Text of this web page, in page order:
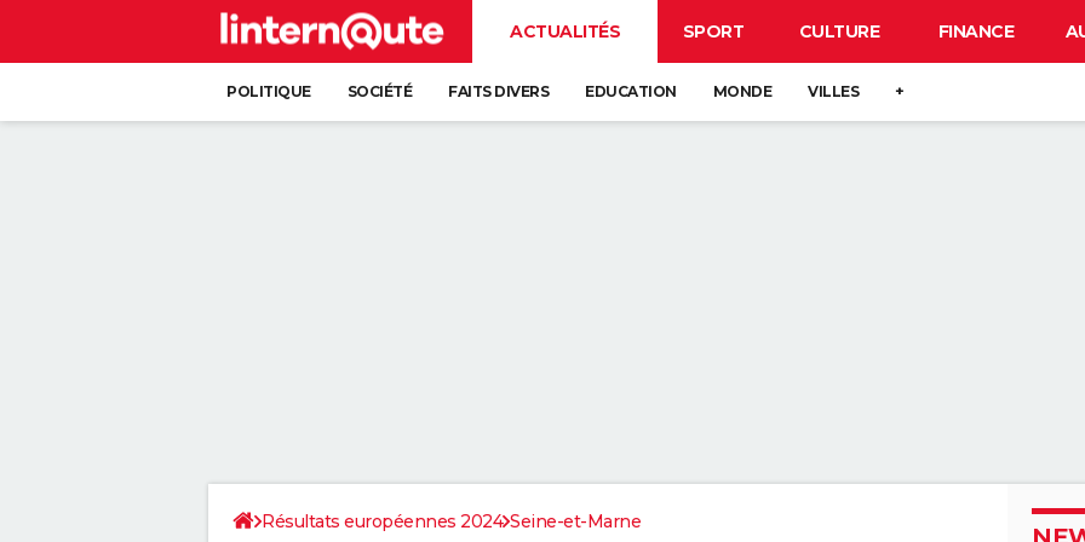
ACTUALITÉS SPORT CULTURE FINANCE
POLITIQUE SOCIÉTÉ FAITS DIVERS EDUCATION MONDE VILLES +
Résultats européennes 2024 Seine-et-Marne